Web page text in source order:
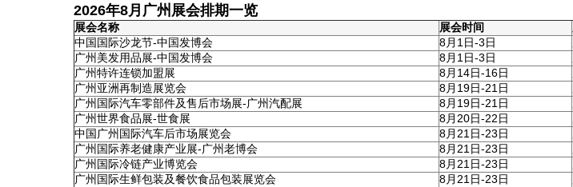
2026年8月广州展会排期一览
展会名称 展会时间
中国国际沙龙节-中国发博会
8月1日-3日
广州美发用品展-中国发博会
8月1日-3日
广州特许连锁加盟展
8月14日-16日
广州亚洲再制造展览会
8月19日-21日
广州国际汽车零部件及售后市场展-广州汽配展
8月19日-21日
广州世界食品展-世食展
8月20日-22日
中国广州国际汽车后市场展览会
8月21日-23日
广州国际养老健康产业展-广州老博会
8月21日-23日
广州国际冷链产业博览会
8月21日-23日
广州国际生鲜包装及餐饮食品包装展览会
8月21日-23日